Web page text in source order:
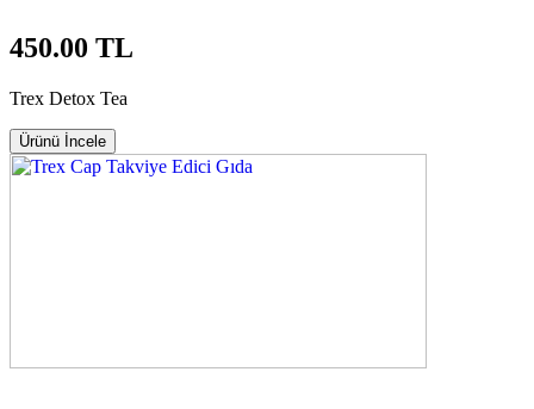
450.00 TL
Trex Detox Tea
Ürünü İncele